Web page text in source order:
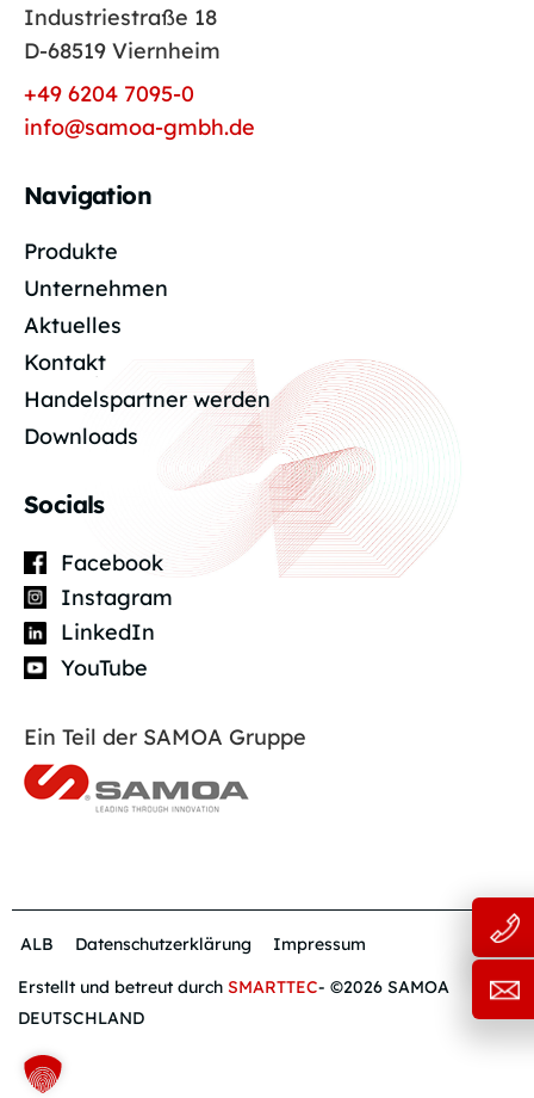
Industriestraße 18
D-68519 Viernheim
+49 6204 7095-0
info@samoa-gmbh.de
Navigation
Produkte
Unternehmen
Aktuelles
Kontakt
Handelspartner werden
Downloads
Socials
Facebook
Instagram
LinkedIn
YouTube
Ein Teil der SAMOA Gruppe
ALB Datenschutzerklärung
Impressum
Erstellt und betreut durch SMARTTEC- ©2026 SAMOA
DEUTSCHLAND